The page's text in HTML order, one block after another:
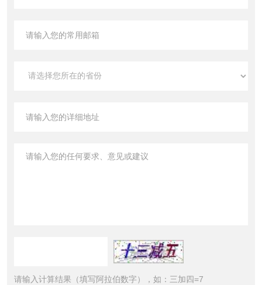
请输入计算结果（填写阿拉伯数字），如：三加四=7